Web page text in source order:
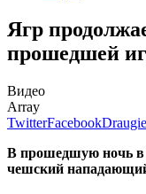
Ягр
прошедшей
Видео
Array
TwitterFacebook
В прошедшую ночь
чешский